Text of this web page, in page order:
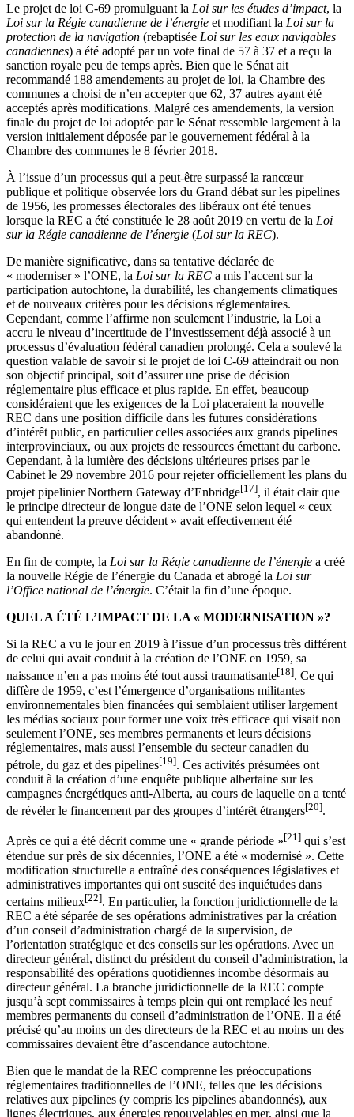
Le projet de loi C-69 promulguant la Loi sur les études d’impact, la
Loi sur la Régie canadienne de l’énergie et modifiant la Loi sur la
protection de la navigation (rebaptisée Loi sur les eaux navigables
canadiennes) a été adopté par un vote final de 57 à 37 et a reçu la
sanction royale peu de temps après. Bien que le Sénat ait
recommandé 188 amendements au projet de loi, la Chambre des
communes a choisi de n’en accepter que 62, 37 autres ayant été
acceptés après modifications. Malgré ces amendements, la version
finale du projet de loi adoptée par le Sénat ressemble largement à la
version initialement déposée par le gouvernement fédéral à la
Chambre des communes le 8 février 2018.
À l’issue d’un processus qui a peut-être surpassé la rancœur
publique et politique observée lors du Grand débat sur les pipelines
de 1956, les promesses électorales des libéraux ont été tenues
lorsque la REC a été constituée le 28 août 2019 en vertu de la Loi
sur la Régie canadienne de l’énergie (Loi sur la REC).
De manière significative, dans sa tentative déclarée de
« moderniser » l’ONE, la Loi sur la REC a mis l’accent sur la
participation autochtone, la durabilité, les changements climatiques
et de nouveaux critères pour les décisions réglementaires.
Cependant, comme l’affirme non seulement l’industrie, la Loi a
accru le niveau d’incertitude de l’investissement déjà associé à un
processus d’évaluation fédéral canadien prolongé. Cela a soulevé la
question valable de savoir si le projet de loi C-69 atteindrait ou non
son objectif principal, soit d’assurer une prise de décision
réglementaire plus efficace et plus rapide. En effet, beaucoup
considéraient que les exigences de la Loi placeraient la nouvelle
REC dans une position difficile dans les futures considérations
d’intérêt public, en particulier celles associées aux grands pipelines
interprovinciaux, ou aux projets de ressources émettant du carbone.
Cependant, à la lumière des décisions ultérieures prises par le
Cabinet le 29 novembre 2016 pour rejeter officiellement les plans du
projet pipelinier Northern Gateway d’Enbridge[17], il était clair que
le principe directeur de longue date de l’ONE selon lequel « ceux
qui entendent la preuve décident » avait effectivement été
abandonné.
En fin de compte, la Loi sur la Régie canadienne de l’énergie a créé
la nouvelle Régie de l’énergie du Canada et abrogé la Loi sur
l’Office national de l’énergie. C’était la fin d’une époque.
QUEL A ÉTÉ L’IMPACT DE LA « MODERNISATION »?
Si la REC a vu le jour en 2019 à l’issue d’un processus très différent
de celui qui avait conduit à la création de l’ONE en 1959, sa
naissance n’en a pas moins été tout aussi traumatisante[18]. Ce qui
diffère de 1959, c’est l’émergence d’organisations militantes
environnementales bien financées qui semblaient utiliser largement
les médias sociaux pour former une voix très efficace qui visait non
seulement l’ONE, ses membres permanents et leurs décisions
réglementaires, mais aussi l’ensemble du secteur canadien du
pétrole, du gaz et des pipelines[19]. Ces activités présumées ont
conduit à la création d’une enquête publique albertaine sur les
campagnes énergétiques anti-Alberta, au cours de laquelle on a tenté
de révéler le financement par des groupes d’intérêt étrangers[20].
Après ce qui a été décrit comme une « grande période »[21] qui s’est
étendue sur près de six décennies, l’ONE a été « modernisé ». Cette
modification structurelle a entraîné des conséquences législatives et
administratives importantes qui ont suscité des inquiétudes dans
certains milieux[22]. En particulier, la fonction juridictionnelle de la
REC a été séparée de ses opérations administratives par la création
d’un conseil d’administration chargé de la supervision, de
l’orientation stratégique et des conseils sur les opérations. Avec un
directeur général, distinct du président du conseil d’administration, la
responsabilité des opérations quotidiennes incombe désormais au
directeur général. La branche juridictionnelle de la REC compte
jusqu’à sept commissaires à temps plein qui ont remplacé les neuf
membres permanents du conseil d’administration de l’ONE. Il a été
précisé qu’au moins un des directeurs de la REC et au moins un des
commissaires devaient être d’ascendance autochtone.
Bien que le mandat de la REC comprenne les préoccupations
réglementaires traditionnelles de l’ONE, telles que les décisions
relatives aux pipelines (y compris les pipelines abandonnés), aux
lignes électriques, aux énergies renouvelables en mer, ainsi que la